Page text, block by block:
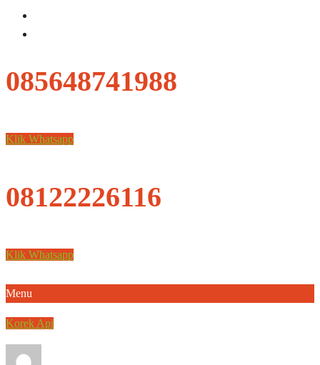
085648741988
Klik Whatsapp
08122226116
Klik Whatsapp
Menu
Korek Api